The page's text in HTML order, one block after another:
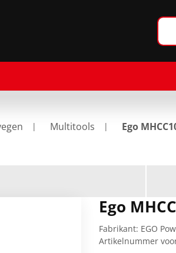
Multitools Ego
Ego
Fabrikant: EGO
Artikelnummer